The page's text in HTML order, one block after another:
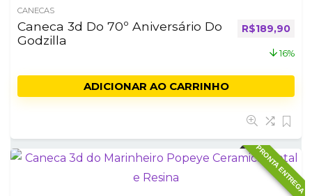
CANECAS
Caneca 3d Do 70º Aniversário Do
Godzilla
O preço
R$189,90O
16%
ADICIONAR AO CARRINHO
PRONTA ENTREGA